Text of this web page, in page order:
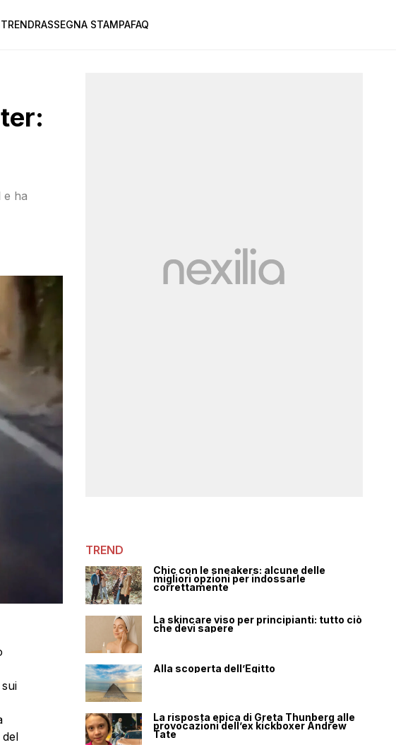
TRENDRASSEGNA STAMPAFAQ
e ha
TREND
Chic con le sneakers: alcune delle
migliori opzioni per indossarle
correttamente
La skincare viso per principianti: tutto ciò
che devi sapere
Alla scoperta dell’Egitto
La risposta epica di Greta Thunberg alle
provocazioni dell’ex kickboxer Andrew
Tate